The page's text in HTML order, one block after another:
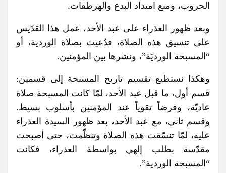
الحروب، ومنع امتداد البدع والهرطقات.
وبعد ظهور العذراء على عبد الأحد، عمل هذا القدّيس
على تنسيق هذه الصلاة، فدُعيت بصلاة الوردية، أو
“المسبحة الورديّة”، ونشرها بين المؤمنين.
وهكذا نستطيع تقسيم تاريخ المسبحة إلى قسمين:
قسم أول، ما قبل عبد الأحد، لمّا كانت المسبحة صلاة
عاديّة، وفرضاً تقوياً عند المؤمنين بأسلوب بسيط.
وقسم ثاني، مع عبد الأحد، بعد ظهور السيدة العذراء
عليه، لمّا تنسّقت هذه الصلاة وتنظّمت، حتى أصبحت
مقدّسة بطلب إلهي بواسطة العذراء، فكانت
“المسبحة الوردية”.